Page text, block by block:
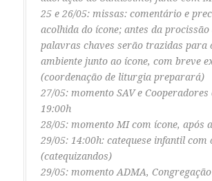
25 e 26/05: missas: comentário e
acolhida do ícone; antes da procissão
palavras chaves serão trazidas para
ambiente junto ao ícone, com breve
(coordenação de liturgia preparará)
27/05: momento SAV e Cooperadores
19:00h
28/05: momento MI com ícone, após
29/05: 14:00h: catequese infantil com
(catequizandos)
29/05: momento ADMA,